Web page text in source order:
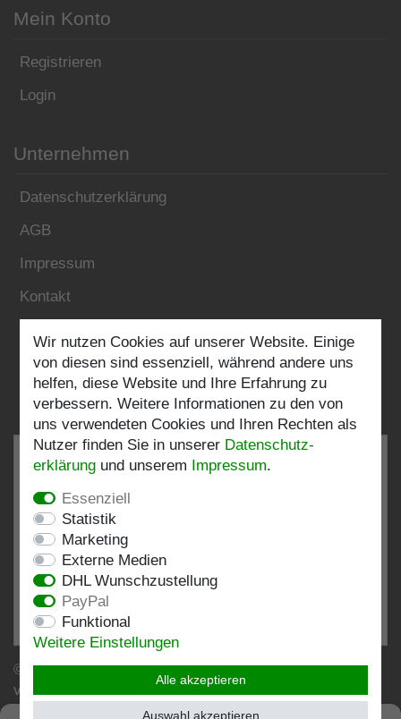
Mein Konto
Registrieren
Login
Unternehmen
Datenschutzerklärung
AGB
Impressum
Kontakt
Folgen Sie uns:
bei: shopvote.de, Amazon
Bewertungsprofil bei SHOPVOTE.DE ansehen
Informationen zur Echtheit von Kundenbewertungen
© Copyright 2026 | Stockshop.de GmbH. Alle Rechte
vorbehalten.
Wir nutzen Cookies auf unserer Website. Einige
von diesen sind essenziell, während andere uns
helfen, diese Website und Ihre Erfahrung zu
verbessern. Weitere Informationen zu den von
uns verwendeten Cookies und Ihren Rechten als
Nutzer finden Sie in unserer Daten­schutz­
erklärung und unserem Impressum.
Essenziell
Statistik
Marketing
Externe Medien
DHL Wunschzustellung
PayPal
Funktional
Weitere Einstellungen
Alle akzeptieren
Auswahl akzeptieren